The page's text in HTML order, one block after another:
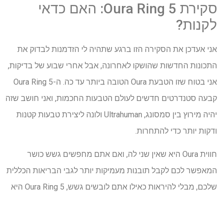
סקירת Oura Ring 5: האם כדאי
לקנות?
אני אעדכן את הסקירה הזו ברגע שתהיה לי הזדמנות לבדוק את
התכונות החדשות שהושקו לאחרונה, אבל אחרי שבוע של בדיקות,
אני בטוח שזו הטבעת Oura הטובה ביותר עד כה. ה-Oura Ring 5
קבעה סטנדרטים חדשים לעולם הטבעות החכמות, ואני חושב שזה
יהיה מירוץ בין סמסונג, Ultrahuman ולונה ליצירת טבעות קטנות
ודקות יותר כדי להתחרות.
חווית Oura היא שאין שני לה, ואם אתם מחפשים גשש כושר
המאפשר לכם לקבל תובנות מעמיקות יותר לגבי הבריאות הכללית
שלכם, מבלי להיראות כאילו אתם לובשים גשש, Oura Ring 5 היא